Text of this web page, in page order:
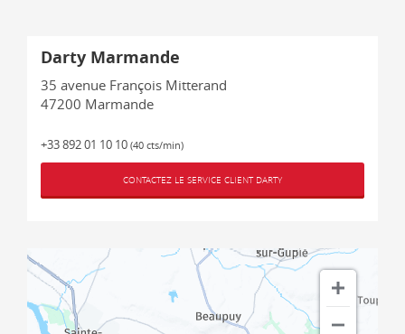
Darty Marmande
35 avenue François Mitterand
47200 Marmande
+33 892 01 10 10 (40 cts/min)
CONTACTEZ LE SERVICE CLIENT DARTY